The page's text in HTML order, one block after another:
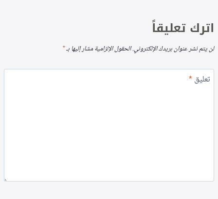
اترك تعليقاً
لن يتم نشر عنوان بريدك الإلكتروني.الحقول الإلزامية مشار إليها بـ*
تعليق*